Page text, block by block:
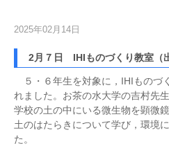
2025年02月14日
2月７日 IHIものづくり教室（
５・６年生を対象に，IHIものづ
れました。お茶の水大学の吉村先
学校の土の中にいる微生物を顕微
土のはたらきについて学び，環境
た。